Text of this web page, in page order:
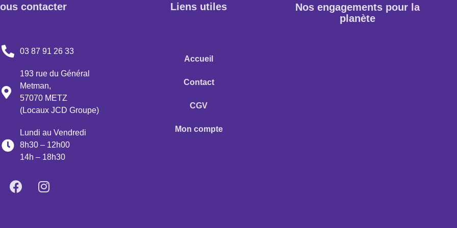
contacter
03 87 91 26 33
193 rue du Général
Metman,
57070 METZ
(Locaux JCD Groupe)
Lundi au Vendredi
8h30 – 12h00
14h – 18h30
Liens utiles
Accueil
Contact
CGV
Mon compte
Nos engagements pour la
planète